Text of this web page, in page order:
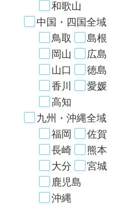
和歌山
中国・四国全域
鳥取
島根
岡山
広島
山口
徳島
香川
愛媛
高知
九州・沖縄全域
福岡
佐賀
長崎
熊本
大分
宮城
鹿児島
沖縄